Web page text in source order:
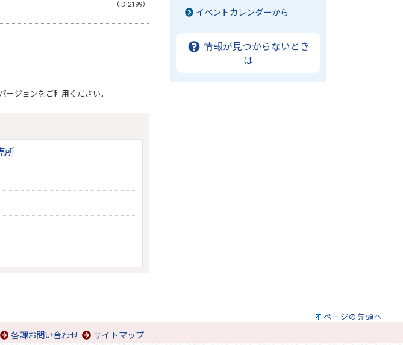
（ID:2199）
ージョンをご利用ください。
所
イベントカレンダーから
情報が見つからないとき
は
ページの先頭へ
各課お問い合わせ サイトマップ